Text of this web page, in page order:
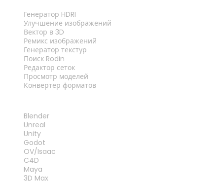
Генератор HDRI
Улучшение изображений
Вектор в 3D
Ремикс изображений
Генератор текстур
Поиск Rodin
Редактор сеток
Просмотр моделей
Конвертер форматов
Blender
Unreal
Unity
Godot
OV/Isaac
C4D
Maya
3D Max